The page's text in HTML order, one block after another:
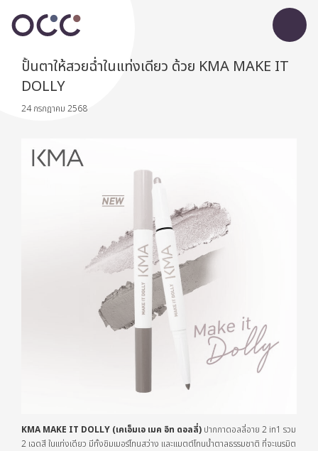
ปั้นตาให้สวยฉ่ำในแท่งเดียว ด้วย KMA MAKE IT
DOLLY
24 กรกฎาคม 2568
KMA MAKE IT DOLLY (เคเอ็มเอ เมค อิท ดอลลี่) ปากกาดอลลี่อาย 2 in1 รวม
2 เฉดสี ในแท่งเดียว มีทั้งชิมเมอร์โทนสว่าง และแมตต์โทนน้ำตาลธรรมชาติ ที่จะเนรมิต